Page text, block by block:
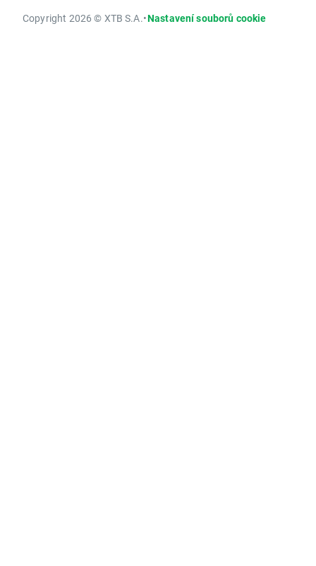
Copyright 2026 © XTB S.A.•Nastavení souborů cookie